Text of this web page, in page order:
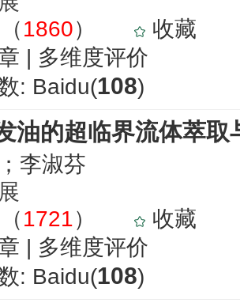
（1860）
收藏
| 多维度评价
: Baidu(108)
油的超临界流体萃取
李淑芬
（1721）
收藏
| 多维度评价
: Baidu(108)